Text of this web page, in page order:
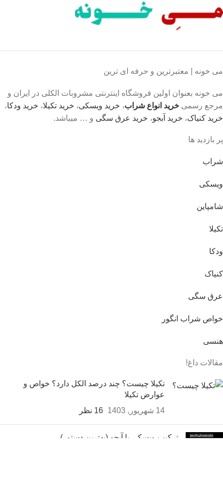
می خونه | معتبرترین و حرفه ای ترین
می خونه بعنوان اولین فروشگاه اینترنتی مشروبات الکلی در ایران و
مرجع رسمی خرید انواع شراب، خرید ویسکی، خرید تکیلا، خرید ودکا،
خرید کنیاک، خرید آبجو، خرید عرق سگی و … میباشد.
پر بازدید ها
شراب
ویسکی
شامپاین
تکیلا
ودکا
کنیاک
عرق سگی
خواص شراب انگور
هنسی
مقالات داغ!
تکیلا چیست؟ چند درصد الکل دارد؟ خواص و
عوارض تکیلا
14 شهریور, 1403
16 نظر
ترکیب ویسکی با آبجو (بهترین دستور)